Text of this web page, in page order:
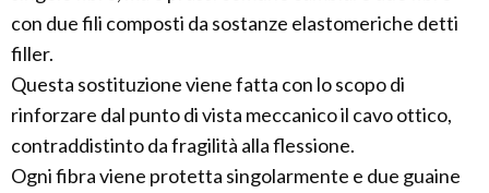
con due fili composti da sostanze elastomeriche detti
filler.
Questa sostituzione viene fatta con lo scopo di
rinforzare dal punto di vista meccanico il cavo ottico,
contraddistinto da fragilità alla flessione.
Ogni fibra viene protetta singolarmente e due guaine